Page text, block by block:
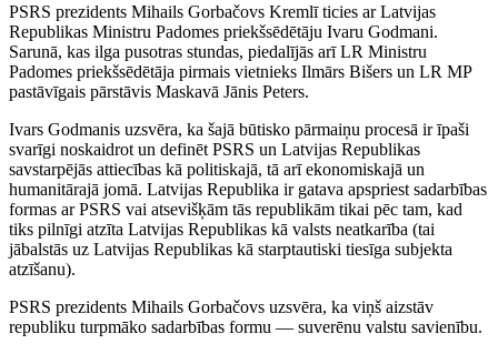
PSRS prezidents Mihails Gorbačovs Kremlī ticies ar Latvijas
Republikas Ministru Padomes priekšsēdētāju Ivaru Godmani.
Sarunā, kas ilga pusotras stundas, piedalījās arī LR Ministru
Padomes priekšsēdētāja pirmais vietnieks Ilmārs Bišers un LR MP
pastāvīgais pārstāvis Maskavā Jānis Peters.
Ivars Godmanis uzsvēra, ka šajā būtisko pārmaiņu procesā ir īpaši
svarīgi noskaidrot un definēt PSRS un Latvijas Republikas
savstarpējās attiecības kā politiskajā, tā arī ekonomiskajā un
humanitārajā jomā. Latvijas Republika ir gatava apspriest sadarbības
formas ar PSRS vai atsevišķām tās republikām tikai pēc tam, kad
tiks pilnīgi atzīta Latvijas Republikas kā valsts neatkarība (tai
jābalstās uz Latvijas Republikas kā starptautiski tiesīga subjekta
atzīšanu).
PSRS prezidents Mihails Gorbačovs uzsvēra, ka viņš aizstāv
republiku turpmāko sadarbības formu — suverēnu valstu savienību.